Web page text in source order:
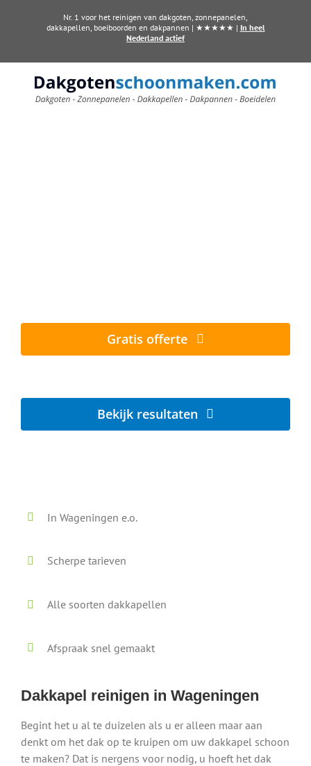
Nr. 1 voor het reinigen van dakgoten, zonnepanelen,
dakkapellen, boeiboorden en dakpannen | ★★★★★ | In heel
Nederland actief
Gratis offerte
Bekijk resultaten
In Wageningen e.o.
Scherpe tarieven
Alle soorten dakkapellen
Afspraak snel gemaakt
Dakkapel reinigen in Wageningen
Begint het u al te duizelen als u er alleen maar aan
denkt om het dak op te kruipen om uw dakkapel schoon
te maken? Dat is nergens voor nodig, u hoeft het dak